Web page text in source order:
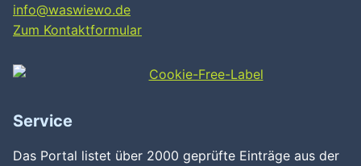
info@waswiewo.de
Zum Kontaktformular
Service
Das Portal listet über 2000 geprüfte Einträge aus der